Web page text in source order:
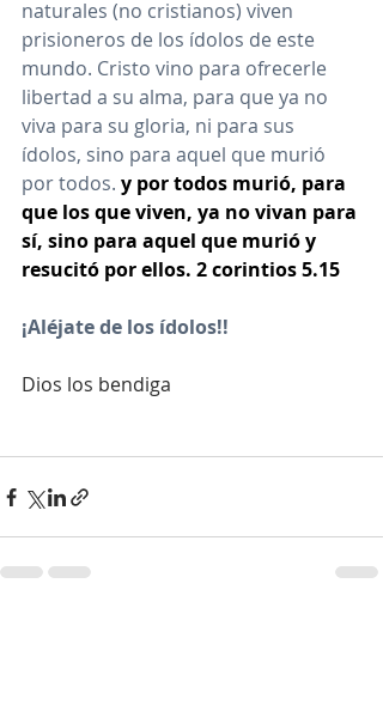
naturales (no cristianos) viven
prisioneros de los ídolos de este
mundo. Cristo vino para ofrecerle
libertad a su alma, para que ya no
viva para su gloria, ni para sus
ídolos, sino para aquel que murió
por todos. y por todos murió, para
que los que viven, ya no vivan para
sí, sino para aquel que murió y
resucitó por ellos. 2 corintios 5.15
¡Aléjate de los ídolos!!
Dios los bendiga